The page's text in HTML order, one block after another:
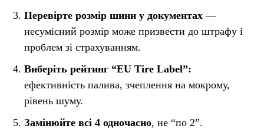
Перевірте розмір шини у документах —
несумісний розмір може призвести до штрафу і
проблем зі страхуванням.
Виберіть рейтинг “EU Tire Label”:
ефективність палива, зчеплення на мокрому,
рівень шуму.
Замінюйте всі 4 одночасно, не “по 2”.